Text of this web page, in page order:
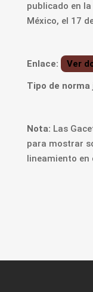
publicado en
México, el 17
Enlace: Ver
Tipo de norma
Nota: Las
para mostrar
lineamiento en